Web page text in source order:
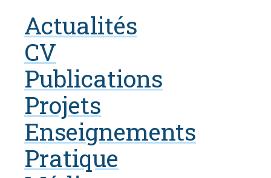
Actualités
CV
Publications
Projets
Enseignements
Pratique